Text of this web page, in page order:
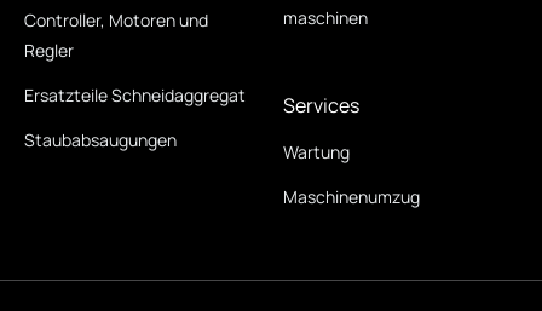
Controller, Motoren und
Regler
Ersatzteile Schneidaggregat
Staubabsaugungen
maschinen
Services
Wartung
Maschinenumzug